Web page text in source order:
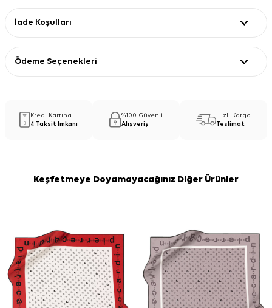
İade Koşulları
Ödeme Seçenekleri
Kredi Kartına
4 Taksit İmkanı
%100 Güvenli
Alışveriş
Hızlı Kargo
Teslimat
Keşfetmeye Doyamayacağınız Diğer Ürünler